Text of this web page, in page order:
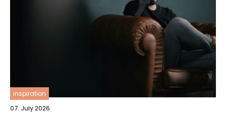
inspiration
07. July 2026